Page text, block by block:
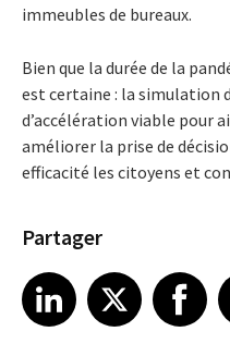
immeubles de bureaux.
Bien que la durée de la
est certaine : la simulation
d’accélération viable pour
améliorer la prise de
efficacité les citoyens et
Partager
Share article on LinkedIn
LinkedIn
Share article on XShare article on